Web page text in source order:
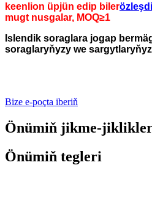
keenlion üpjün edip biler
mugt nusgalar, MOQ≥1
Islendik soraglara jogap
soraglaryňyzy we
Bize e-poçta iberiň
Önümiň jikme-
Önümiň tegleri